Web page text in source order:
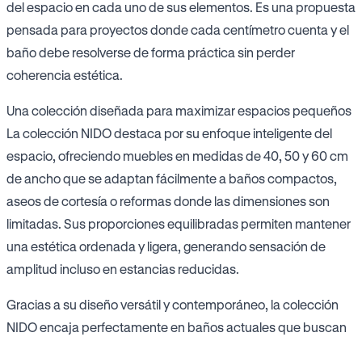
del espacio en cada uno de sus elementos. Es una propuesta
pensada para proyectos donde cada centímetro cuenta y el
baño debe resolverse de forma práctica sin perder
coherencia estética.
Una colección diseñada para maximizar espacios pequeños
La colección NIDO destaca por su enfoque inteligente del
espacio, ofreciendo muebles en medidas de 40, 50 y 60 cm
de ancho que se adaptan fácilmente a baños compactos,
aseos de cortesía o reformas donde las dimensiones son
limitadas. Sus proporciones equilibradas permiten mantener
una estética ordenada y ligera, generando sensación de
amplitud incluso en estancias reducidas.
Gracias a su diseño versátil y contemporáneo, la colección
NIDO encaja perfectamente en baños actuales que buscan